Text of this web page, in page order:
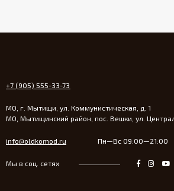
+7 (905) 555-33-73
МО, г. Мытищи, ул. Коммунистическая, д. 1
МО, Мытищинский район, пос. Вешки, ул.
info@oldkomod.ru Пн—Вс 09:00—21:00
Мы в соц. сетях